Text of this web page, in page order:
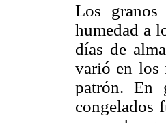
Los
humedad a
días de
varió en los
patrón. En
congelados